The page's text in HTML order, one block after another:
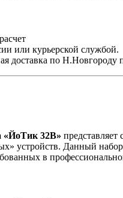
или курьерской службой.
доставка по Н.Новгороду
«ЙоТик 32В»
устройств. Данный
в